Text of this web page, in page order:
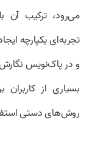
می‌رود، ترکیب آن
و در پاک‌نویس
روش‌های دستی